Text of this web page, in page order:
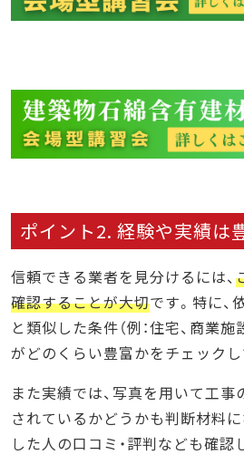
ポイント2. 経験や実績は
信頼できる業者を見分けるには、
確認することが大切です。特に、
と類似した条件（例：住宅、商業
がどのくらい豊富かをチェックし
また実績では、写真を用いて工
されているかどうかも判断材料
した人の口コミ・評判なども確認